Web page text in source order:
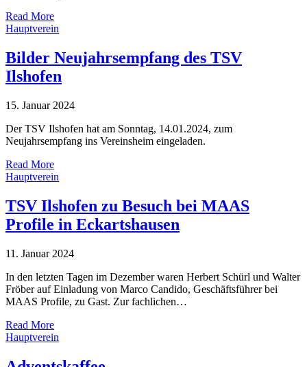
Read More
Hauptverein
Bilder Neujahrsempfang des TSV
Ilshofen
15. Januar 2024
Der TSV Ilshofen hat am Sonntag, 14.01.2024, zum
Neujahrsempfang ins Vereinsheim eingeladen.
Read More
Hauptverein
TSV Ilshofen zu Besuch bei MAAS
Profile in Eckartshausen
11. Januar 2024
In den letzten Tagen im Dezember waren Herbert Schürl und Walter
Fröber auf Einladung von Marco Candido, Geschäftsführer bei
MAAS Profile, zu Gast. Zur fachlichen…
Read More
Hauptverein